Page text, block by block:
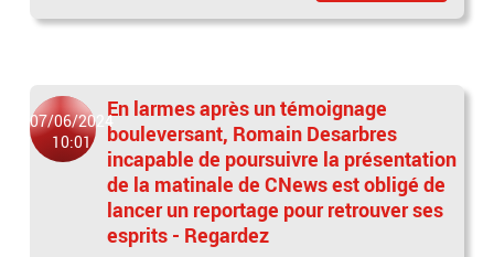
07/06/2024
10:01
En larmes après un témoignage
bouleversant, Romain Desarbres
incapable de poursuivre la présentation
de la matinale de CNews est obligé de
lancer un reportage pour retrouver ses
esprits - Regardez